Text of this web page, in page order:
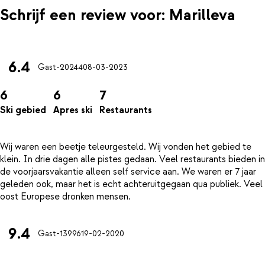
Schrijf een review voor: Marilleva
6.4 Gast-2024408-03-2023
6
Ski gebied
6
Apres ski
7
Restaurants
Wij waren een beetje teleurgesteld. Wij vonden het gebied te
klein. In drie dagen alle pistes gedaan. Veel restaurants bieden in
de voorjaarsvakantie alleen self service aan. We waren er 7 jaar
geleden ook, maar het is echt achteruitgegaan qua publiek. Veel
9.4 Gast-1399619-02-2020